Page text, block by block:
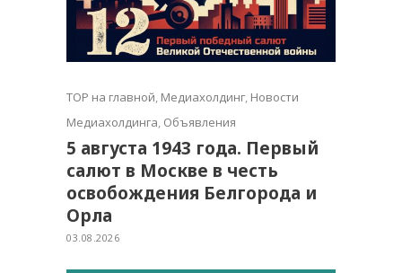
TOP на главной, Медиахолдинг, Новости
Медиахолдинга, Объявления
5 августа 1943 года. Первый
салют в Москве в честь
освобождения Белгорода и
Орла
03.08.2026